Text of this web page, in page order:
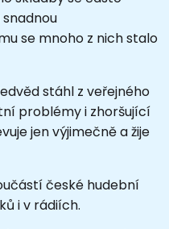
se mnoho z nich stalo
stáhl z veřejného
problémy i zhoršující
jen výjimečně a žije
české hudební
i v rádiích.